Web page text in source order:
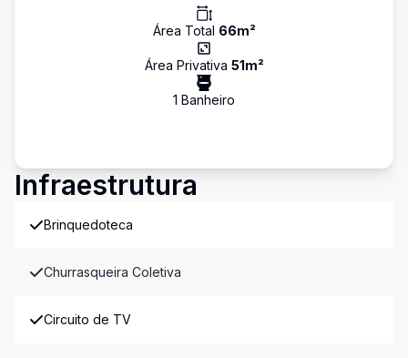
Área Total 66m²
Área Privativa 51m²
1 Banheiro
Infraestrutura
Brinquedoteca
Churrasqueira Coletiva
Circuito de TV